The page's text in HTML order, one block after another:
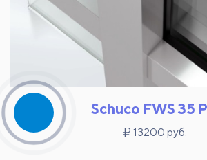
Schuco FWS 35
13200 руб.